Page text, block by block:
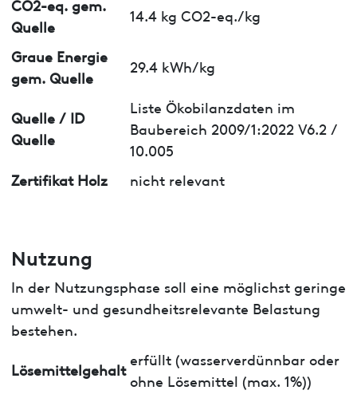
CO2-eq. gem.
Quelle
14.4 kg CO2-eq./kg
Graue Energie
gem. Quelle
29.4 kWh/kg
Quelle / ID
Quelle
Liste Ökobilanzdaten im
Baubereich 2009/1:2022 V6.2 /
10.005
Zertifikat Holz
nicht relevant
Nutzung
In der Nutzungsphase soll eine möglichst geringe
umwelt- und gesundheitsrelevante Belastung
bestehen.
Lösemittelgehalt
erfüllt (wasserverdünnbar oder
ohne Lösemittel (max. 1%))